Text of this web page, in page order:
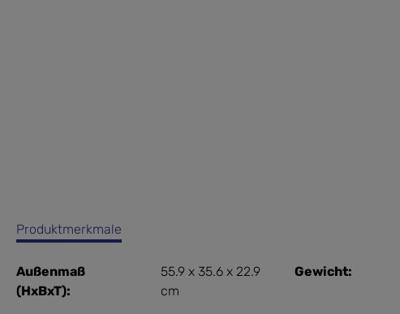
Produktmerkmale
Außenmaß
(HxBxT):
55.9 x 35.6 x 22.9
cm
Gewicht: